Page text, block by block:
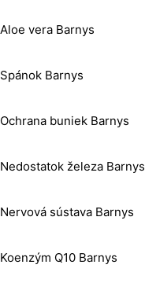
Aloe vera Barnys
Spánok Barnys
Ochrana buniek Barnys
Nedostatok železa Barnys
Nervová sústava Barnys
Koenzým Q10 Barnys